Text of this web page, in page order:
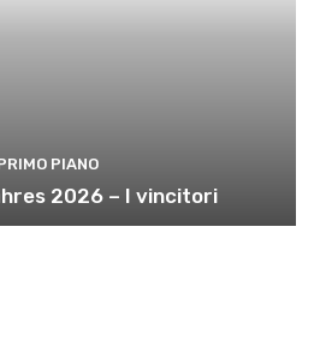
PIANO
2026 – I vincitori